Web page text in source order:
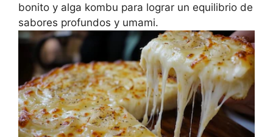
bonito y alga kombu para lograr un equilibrio de
sabores profundos y umami.